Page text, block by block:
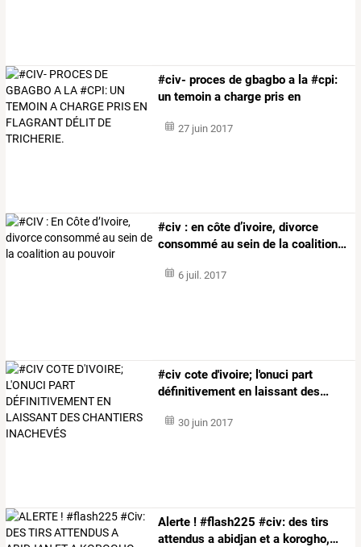
#civ- proces de gbagbo a la #cpi:
un temoin a charge pris en
27 juin 2017
#civ : en côte d’ivoire, divorce
consommé au sein de la coalition…
6 juil. 2017
#civ cote d'ivoire; l'onuci part
définitivement en laissant des…
30 juin 2017
Alerte ! #flash225 #civ: des tirs
attendus a abidjan et a korogho,…